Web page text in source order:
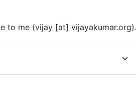
to me (vijay [at] vijayakumar.org).